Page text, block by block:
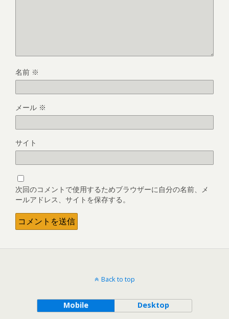
名前 ※
メール ※
サイト
次回のコメントで使用するためブラウザーに自分の名前、メ
ールアドレス、サイトを保存する。
Back to top
Mobile Desktop